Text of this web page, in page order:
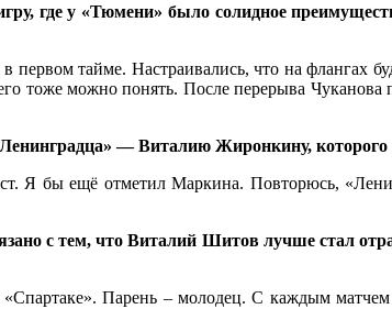
где у «Тюмени» было солидное
тайме. Настраивались, что на флангах
тоже можно понять. После перерыва
— Виталию Жиронкину,
Я бы ещё отметил Маркина. Повторюсь,
с тем, что Виталий Шитов лучше стал
Парень – молодец. С каждым